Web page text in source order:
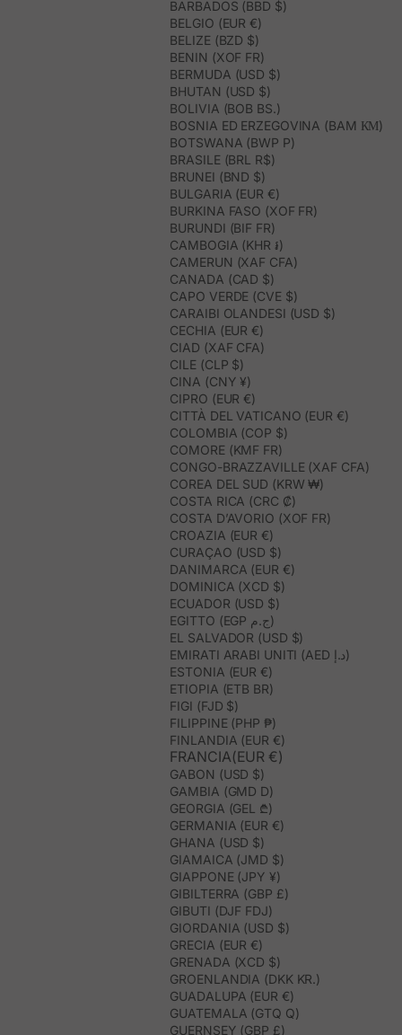
BARBADOS (BBD $)
BELGIO (EUR €)
BELIZE (BZD $)
BENIN (XOF FR)
BERMUDA (USD $)
BHUTAN (USD $)
BOLIVIA (BOB BS.)
BOSNIA ED ERZEGOVINA (BAM КМ)
BOTSWANA (BWP P)
BRASILE (BRL R$)
BRUNEI (BND $)
BULGARIA (EUR €)
BURKINA FASO (XOF FR)
BURUNDI (BIF FR)
CAMBOGIA (KHR ៛)
CAMERUN (XAF CFA)
CANADA (CAD $)
CAPO VERDE (CVE $)
CARAIBI OLANDESI (USD $)
CECHIA (EUR €)
CIAD (XAF CFA)
CILE (CLP $)
CINA (CNY ¥)
CIPRO (EUR €)
CITTÀ DEL VATICANO (EUR €)
COLOMBIA (COP $)
COMORE (KMF FR)
CONGO-BRAZZAVILLE (XAF CFA)
COREA DEL SUD (KRW ₩)
COSTA RICA (CRC ₡)
COSTA D’AVORIO (XOF FR)
CROAZIA (EUR €)
CURAÇAO (USD $)
DANIMARCA (EUR €)
DOMINICA (XCD $)
ECUADOR (USD $)
EGITTO (EGP ج.م)
EL SALVADOR (USD $)
EMIRATI ARABI UNITI (AED د.إ)
ESTONIA (EUR €)
ETIOPIA (ETB BR)
FIGI (FJD $)
FILIPPINE (PHP ₱)
FINLANDIA (EUR €)
FRANCIA(EUR €)
GABON (USD $)
GAMBIA (GMD D)
GEORGIA (GEL ₾)
GERMANIA (EUR €)
GHANA (USD $)
GIAMAICA (JMD $)
GIAPPONE (JPY ¥)
GIBILTERRA (GBP £)
GIBUTI (DJF FDJ)
GIORDANIA (USD $)
GRECIA (EUR €)
GRENADA (XCD $)
GROENLANDIA (DKK KR.)
GUADALUPA (EUR €)
GUATEMALA (GTQ Q)
GUERNSEY (GBP £)